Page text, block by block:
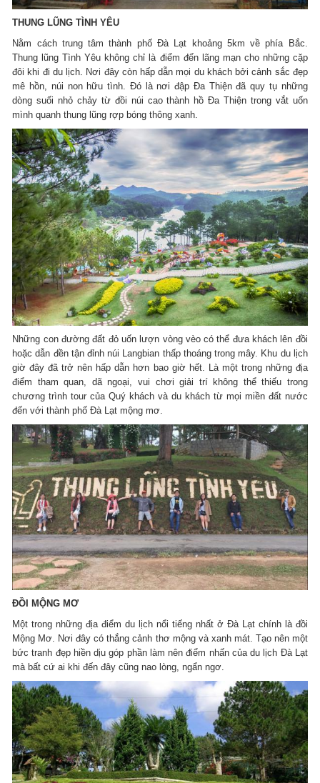
THUNG LŨNG TÌNH YÊU
Nằm cách trung tâm thành phố Đà Lạt khoảng 5km về phía Bắc.
Thung lũng Tình Yêu không chỉ là điểm đến lãng mạn cho những cặp
đôi khi đi du lịch. Nơi đây còn hấp dẫn mọi du khách bởi cảnh sắc đẹp
mê hồn, núi non hữu tình. Đó là nơi đập Đa Thiện đã quy tụ những
dòng suối nhỏ chảy từ đồi núi cao thành hồ Đa Thiện trong vắt uốn
mình quanh thung lũng rợp bóng thông xanh.
Những con đường đất đỏ uốn lượn vòng vèo có thể đưa khách lên đồi
hoặc dẫn đền tận đỉnh núi Langbian thấp thoáng trong mây. Khu du lịch
giờ đây đã trở nên hấp dẫn hơn bao giờ hết. Là một trong những địa
điểm tham quan, dã ngoại, vui chơi giải trí không thể thiếu trong
chương trình tour của Quý khách và du khách từ mọi miền đất nước
đến với thành phố Đà Lạt mộng mơ.
ĐỒI MỘNG MƠ
Một trong những địa điểm du lịch nổi tiếng nhất ở Đà Lạt chính là đồi
Mộng Mơ. Nơi đây có thắng cảnh thơ mộng và xanh mát. Tạo nên một
bức tranh đẹp hiền dịu góp phần làm nên điểm nhấn của du lịch Đà Lạt
mà bất cứ ai khi đến đây cũng nao lòng, ngẩn ngơ.